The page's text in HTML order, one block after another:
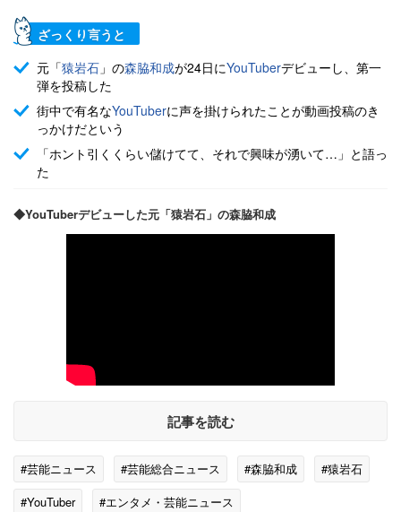
ざっくり言うと
元「猿岩石 」の森脇和成が24日にYouTuberデビューし、第一
弾を投稿した
街中で有名なYouTuberに声を掛けられたことが動画投稿のき
っかけだという
「ホント引くくらい儲けてて、それで興味が湧いて…」と語っ
た
◆YouTuberデビューした元「猿岩石」の森脇和成
記事を読む
#芸能ニュース #芸能総合ニュース #森脇和成
#猿岩石
#YouTuber
#エンタメ・芸能ニュース